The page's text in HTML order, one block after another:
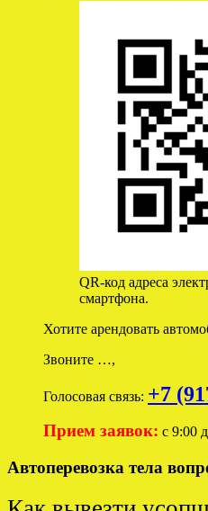
QR-код адреса
смартфона.
Хотите арендовать
Звоните …,
Голосовая связь: +7
Прием заявок: с 9:00
Автоперевозка тела